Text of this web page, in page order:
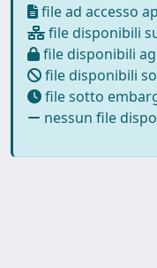
file ad accesso
file disponibili
file disponibili
file disponibili
file sotto
nessun file